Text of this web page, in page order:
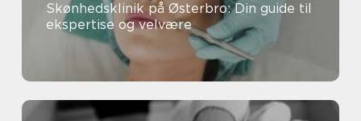
Skønhedsklinik på Østerbro: Din guide til
ekspertise og velvære